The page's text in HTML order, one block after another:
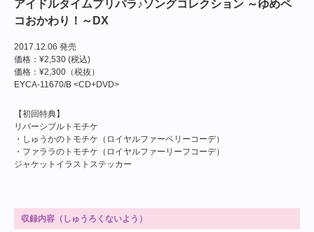
アイドルタイムプリパラ♪ソングコレクション ～ゆめペ
コおかわり！～DX
2017.12.06 発売
価格：¥2,530 (税込)
価格：¥2,300（税抜）
EYCA-11670/B <CD+DVD>
【初回特典】
リバーシブルトモチケ
・しゅうかのトモチケ（ロイヤルファーベリーコーデ）
・ファララのトモチケ（ロイヤルファーリーフコーデ）
ジャケットイラストステッカー
収録内容（しゅうろくないよう）